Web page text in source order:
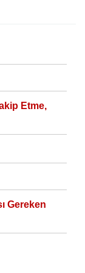
Etme,
Gereken